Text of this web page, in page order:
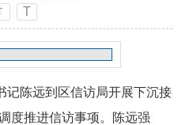
T
记陈远到区信访局开展下沉接
度推进信访事项。陈远强